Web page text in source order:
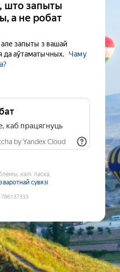
што запыты
а не робат
запыты з вашай
да аўтаматычных.
Чаму
каб працягнуць
by Yandex Cloud
калі ласка,
сувязі